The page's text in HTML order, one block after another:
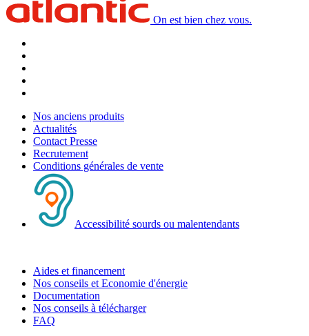
On est bien chez vous.
Nos anciens produits
Actualités
Contact Presse
Recrutement
Conditions générales de vente
Accessibilité sourds ou malentendants
Aides et financement
Nos conseils et Economie d'énergie
Documentation
Nos conseils à télécharger
FAQ